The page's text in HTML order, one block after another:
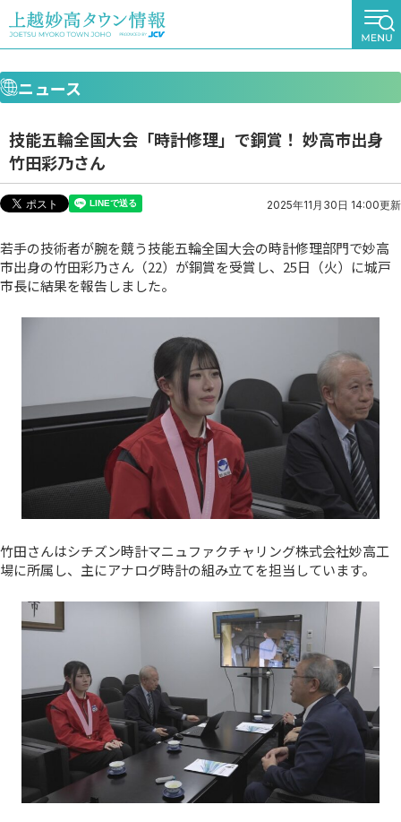
ニュース
技能五輪全国大会「時計修理」で銅賞！ 妙高市出身
竹田彩乃さん
2025年11月30日 14:00更新
若手の技術者が腕を競う技能五輪全国大会の時計修理部門で妙高
市出身の竹田彩乃さん（22）が銅賞を受賞し、25日（火）に城戸
市長に結果を報告しました。
竹田さんはシチズン時計マニュファクチャリング株式会社妙高工
場に所属し、主にアナログ時計の組み立てを担当しています。